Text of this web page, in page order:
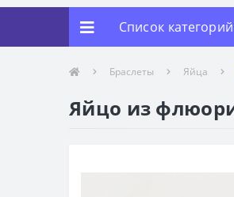
Список категорий
Браслеты Яйца
Яйцо из